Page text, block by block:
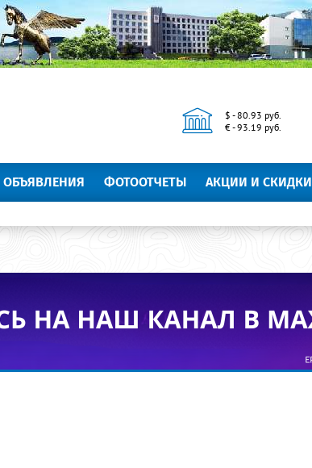
$ - 80.93 руб.
€ - 93.19 руб.
ОБЪЯВЛЕНИЯ ФОТООТЧЕТЫ АКЦИИ И СКИДКИ